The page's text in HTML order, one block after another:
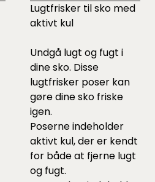
Lugtfrisker til sko med
aktivt kul
Undgå lugt og fugt i
dine sko. Disse
lugtfrisker poser kan
gøre dine sko friske
igen.
Poserne indeholder
aktivt kul, der er kendt
for både at fjerne lugt
og fugt.